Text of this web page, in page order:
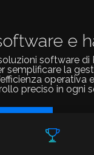
e
software di
semplificare la
operativa
preciso in ogni